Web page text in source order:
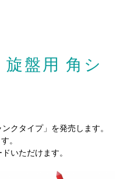
盤用 角シ
クタイプ」を発売します。
。
いただけます。